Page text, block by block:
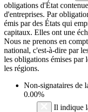
obligations d'État
d'entreprises. Par
émis par des États qui
capitaux. Elles ont une
Nous ne prenons en
national, c'est-à-dire par
les obligations émises par
les régions.
Non-signataires de
0.00%
Il indique